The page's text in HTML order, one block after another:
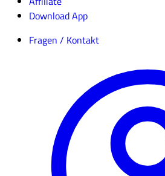
Download App
Fragen / Kontakt